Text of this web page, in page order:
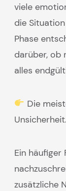
viele
die
Phase
darüber, ob
alles
Die
Unsicherheit.
Ein
zusätzliche